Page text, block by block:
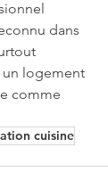
dans
un logement
comme
cuisine